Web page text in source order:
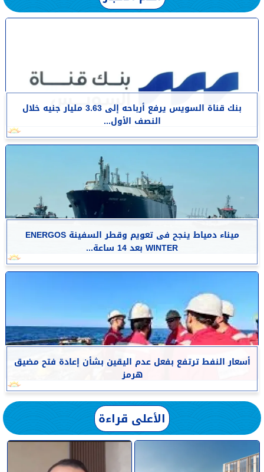
بنك قناة السويس يرفع أرباحه إلى 3.63 مليار جنيه خلال
النصف الأول...
​ميناء دمياط ينجح فى تعويم وقطر السفينة ENERGOS
WINTER بعد 14 ساعة...
أسعار النفط ترتفع بفعل عدم اليقين بشأن إعادة فتح مضيق
هرمز
الأعلى قراءة